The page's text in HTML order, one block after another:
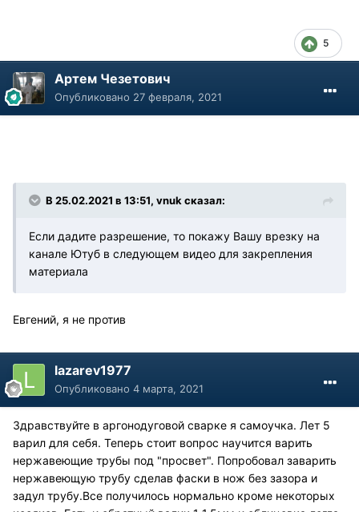
5
Артем Чезетович
Опубликовано 27 февраля, 2021
В 25.02.2021 в 13:51, vnuk сказал:
Если дадите разрешение, то покажу Вашу врезку на
канале Ютуб в следующем видео для закрепления
материала
Евгений, я не против
lazarev1977
Опубликовано 4 марта, 2021
Здравствуйте в аргонодуговой сварке я самоучка. Лет 5
варил для себя. Теперь стоит вопрос научится варить
нержавеющие трубы под "просвет". Попробовал заварить
нержавеющую трубу сделав фаски в нож без зазора и
задул трубу.Все получилось нормально кроме некоторых